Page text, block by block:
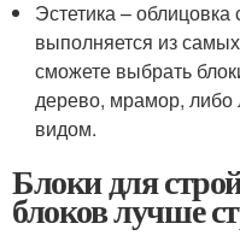
Эстетика –
выполняется из
сможете выбрать
дерево, мрамор,
видом.
Блоки для
блоков лучше